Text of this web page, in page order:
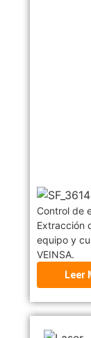
Control de
Extracción
equipo y
VEINSA.
Leer